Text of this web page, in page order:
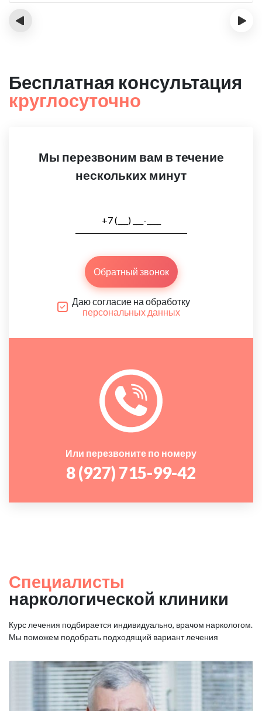
‹ ›
Бесплатная консультация
круглосуточно
Мы перезвоним вам в течение
нескольких минут
Обратный звонок
Даю согласие на обработку
персональных данных
Или перезвоните по номеру
8 (927) 715-99-42
Специалисты
наркологической клиники
Курс лечения подбирается индивидуально, врачом наркологом.
Мы поможем подобрать подходящий вариант лечения